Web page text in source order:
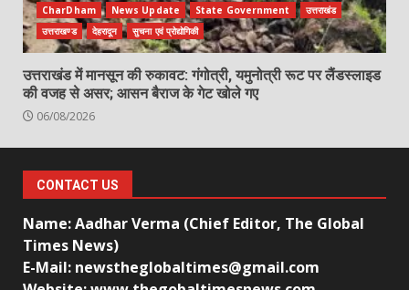
CharDham News Update State Government
उत्तराखंड
उत्तराखण्ड
देहरादून सुचना एवं प्रोद्योगिकी
उत्तराखंड में मानसून की रुकावट: गंगोत्री, यमुनोत्री रूट पर लैंडस्लाइड
की वजह से असर; आसन बैराज के गेट खोले गए
06/08/2026
CONTACT US
Name: Aadhar Verma (Chief Editor, The Global
Times News)
E-Mail: newstheglobaltimes@gmail.com